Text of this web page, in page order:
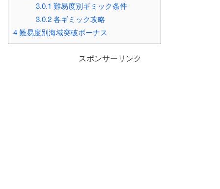
3.0.1 難易度別ギミック条件
3.0.2各ギミック攻略
4難易度別海域突破ボーナス
スポンサーリンク